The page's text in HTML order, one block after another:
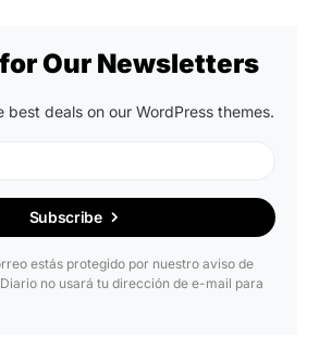
Our Newsletters
best deals on our WordPress themes.
Subscribe
estás protegido por nuestro aviso de
no usará tu dirección de e-mail para